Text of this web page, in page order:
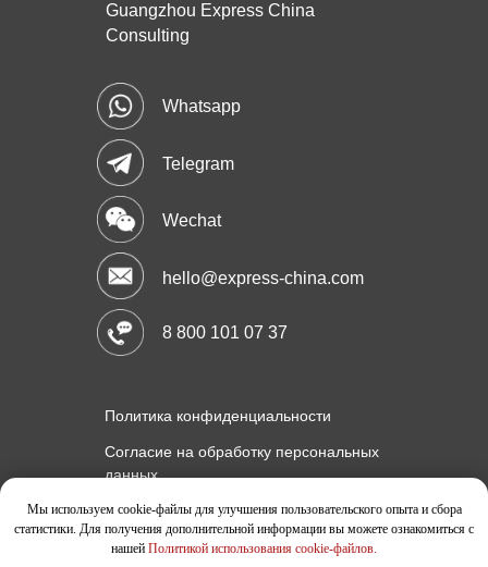
Публичная оферта услуг
Политика использования cookie-файлов
Согласие на обработку персональных
данных
Политика конфиденциальности
Whatsapp
Telegram
Wechat
hello@express-china.com
8 800 101 07 37
Guangzhou Express China
Consulting
Мы используем cookie-файлы для улучшения пользовательского опыта и сбора
статистики. Для получения дополнительной информации вы можете ознакомиться с
нашей Политикой использования cookie-файлов.